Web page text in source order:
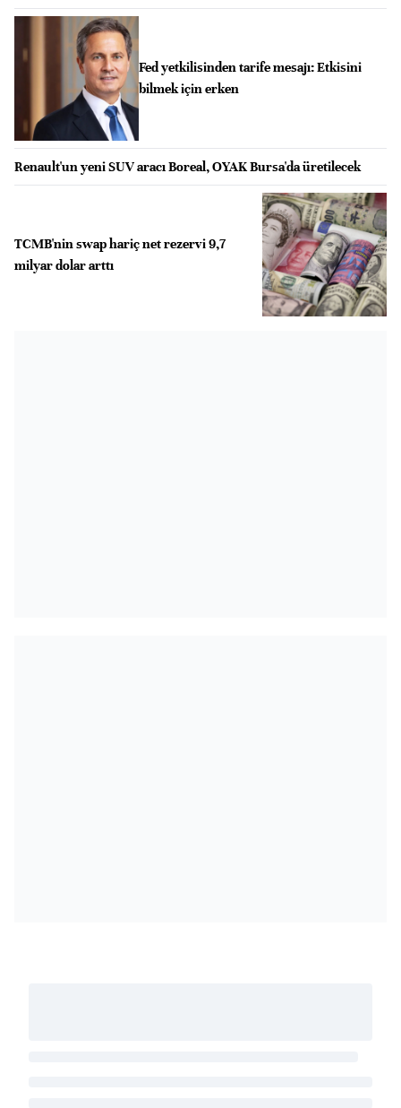
Fed yetkilisinden tarife mesajı: Etkisini
bilmek için erken
Renault'un yeni SUV aracı Boreal, OYAK Bursa'da üretilecek
TCMB'nin swap hariç net rezervi 9,7
milyar dolar arttı